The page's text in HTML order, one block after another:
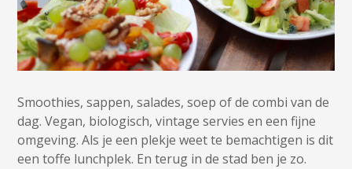
Smoothies, sappen, salades, soep of de combi van de
dag. Vegan, biologisch, vintage servies en een fijne
omgeving. Als je een plekje weet te bemachtigen is dit
een toffe lunchplek. En terug in de stad ben je zo.